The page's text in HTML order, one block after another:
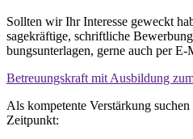
Sollten wir Ihr Interesse geweckt
sage­kräftige, schriftliche
bungsunterlagen, gerne auch per E-
Betreuungskraft mit Ausbildung
Als kompetente Verstärkung
Zeitpunkt: